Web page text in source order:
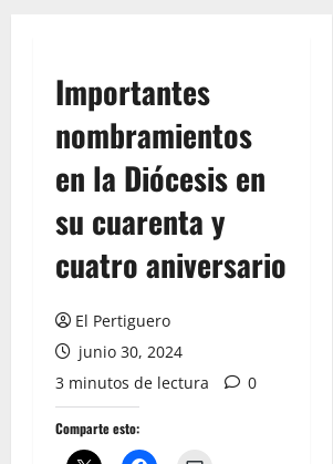
Importantes
nombramientos
en la Diócesis en
su cuarenta y
cuatro aniversario
El Pertiguero
junio 30, 2024
3 minutos de lectura
0
Comparte esto: